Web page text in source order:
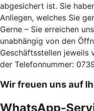
abgesichert ist. Sie
Anliegen, welches Sie
Gerne – Sie erreichen
unabhängig von den
Geschäftsstellen jeweils
der Telefonnummer:
Wir freuen uns auf
WhatsApp-